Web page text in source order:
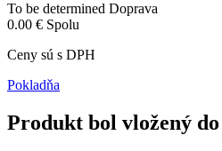
To be determined Doprava
0.00 € Spolu
Ceny sú s DPH
Pokladňa
Produkt bol vložený